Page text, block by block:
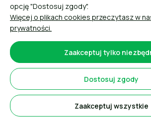
O NAS
Pokaż pełną wersję
opcję "Dostosuj zgody".
Więcej o plikach cookies przeczytasz w
prywatności.
Zaakceptuj tylko
Dostosuj zgody
Zaakceptuj wszystkie